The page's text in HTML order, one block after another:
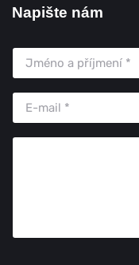
Napište nám